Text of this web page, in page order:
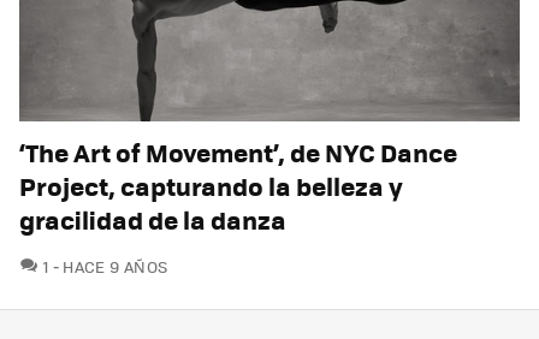
‘The Art of Movement’, de NYC Dance
Project, capturando la belleza y
gracilidad de la danza
1 COMENTARIOS
HACE 9 AÑOS